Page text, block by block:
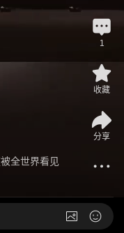
全世界看见
1
收藏
分享